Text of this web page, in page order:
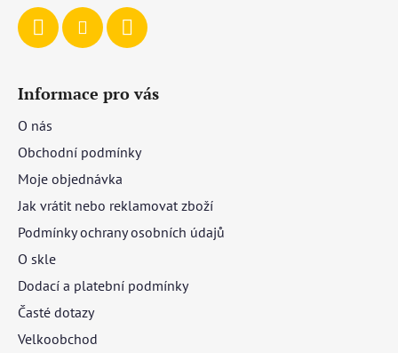
Informace pro vás
O nás
Obchodní podmínky
Moje objednávka
Jak vrátit nebo reklamovat zboží
Podmínky ochrany osobních údajů
O skle
Dodací a platební podmínky
Časté dotazy
Velkoobchod